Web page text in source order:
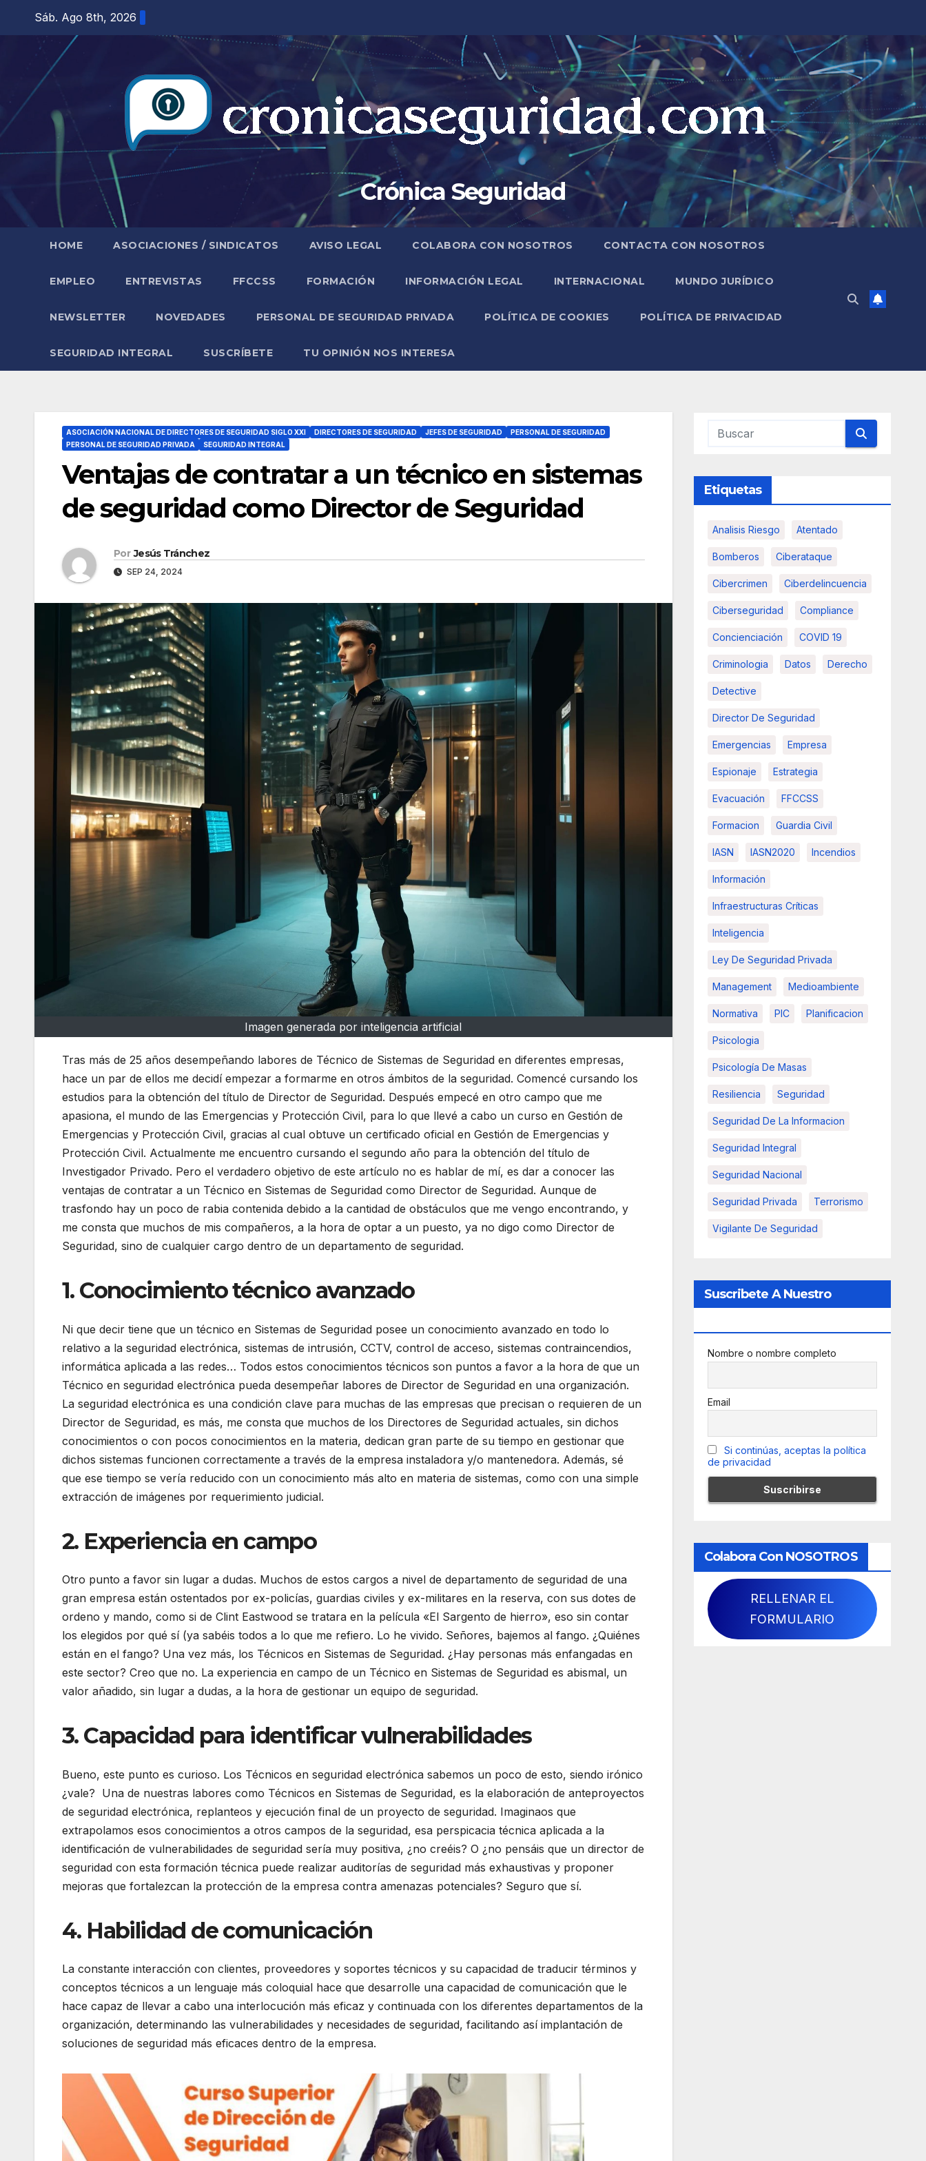
contenido
Sáb. Ago 8th, 2026
Crónica Seguridad
HOME ASOCIACIONES / SINDICATOS AVISO LEGAL COLABORA CON NOSOTROS CONTACTA CON NOSOTROS
EMPLEO ENTREVISTAS FFCCSS FORMACIÓN INFORMACIÓN LEGAL INTERNACIONAL MUNDO JURÍDICO
NEWSLETTER NOVEDADES PERSONAL DE SEGURIDAD PRIVADA POLÍTICA DE COOKIES POLÍTICA DE PRIVACIDAD
SEGURIDAD INTEGRAL SUSCRÍBETE TU OPINIÓN NOS INTERESA
ASOCIACIÓN NACIONAL DE DIRECTORES DE SEGURIDAD SIGLO XXI DIRECTORES DE SEGURIDAD JEFES DE SEGURIDAD
PERSONAL DE SEGURIDAD
PERSONAL DE SEGURIDAD PRIVADA
SEGURIDAD INTEGRAL
Ventajas de contratar a un técnico en sistemas
de seguridad como Director de Seguridad
Por Jesús Tránchez
SEP 24, 2024
Imagen generada por inteligencia artificial
Tras más de 25 años desempeñando labores de Técnico de Sistemas de Seguridad en diferentes empresas,
hace un par de ellos me decidí empezar a formarme en otros ámbitos de la seguridad. Comencé cursando los
estudios para la obtención del título de Director de Seguridad. Después empecé en otro campo que me
apasiona, el mundo de las Emergencias y Protección Civil, para lo que llevé a cabo un curso en Gestión de
Emergencias y Protección Civil, gracias al cual obtuve un certificado oficial en Gestión de Emergencias y
Protección Civil. Actualmente me encuentro cursando el segundo año para la obtención del título de
Investigador Privado. Pero el verdadero objetivo de este artículo no es hablar de mí, es dar a conocer las
ventajas de contratar a un Técnico en Sistemas de Seguridad como Director de Seguridad. Aunque de
trasfondo hay un poco de rabia contenida debido a la cantidad de obstáculos que me vengo encontrando, y
me consta que muchos de mis compañeros, a la hora de optar a un puesto, ya no digo como Director de
Seguridad, sino de cualquier cargo dentro de un departamento de seguridad.
1. Conocimiento técnico avanzado
Ni que decir tiene que un técnico en Sistemas de Seguridad posee un conocimiento avanzado en todo lo
relativo a la seguridad electrónica, sistemas de intrusión, CCTV, control de acceso, sistemas contraincendios,
informática aplicada a las redes… Todos estos conocimientos técnicos son puntos a favor a la hora de que un
Técnico en seguridad electrónica pueda desempeñar labores de Director de Seguridad en una organización.
La seguridad electrónica es una condición clave para muchas de las empresas que precisan o requieren de un
Director de Seguridad, es más, me consta que muchos de los Directores de Seguridad actuales, sin dichos
conocimientos o con pocos conocimientos en la materia, dedican gran parte de su tiempo en gestionar que
dichos sistemas funcionen correctamente a través de la empresa instaladora y/o mantenedora. Además, sé
que ese tiempo se vería reducido con un conocimiento más alto en materia de sistemas, como con una simple
extracción de imágenes por requerimiento judicial.
2. Experiencia en campo
Otro punto a favor sin lugar a dudas. Muchos de estos cargos a nivel de departamento de seguridad de una
gran empresa están ostentados por ex-policías, guardias civiles y ex-militares en la reserva, con sus dotes de
ordeno y mando, como si de Clint Eastwood se tratara en la película «El Sargento de hierro», eso sin contar
los elegidos por qué sí (ya sabéis todos a lo que me refiero. Lo he vivido. Señores, bajemos al fango. ¿Quiénes
están en el fango? Una vez más, los Técnicos en Sistemas de Seguridad. ¿Hay personas más enfangadas en
este sector? Creo que no. La experiencia en campo de un Técnico en Sistemas de Seguridad es abismal, un
valor añadido, sin lugar a dudas, a la hora de gestionar un equipo de seguridad.
3. Capacidad para identificar vulnerabilidades
Bueno, este punto es curioso. Los Técnicos en seguridad electrónica sabemos un poco de esto, siendo irónico
¿vale? Una de nuestras labores como Técnicos en Sistemas de Seguridad, es la elaboración de anteproyectos
de seguridad electrónica, replanteos y ejecución final de un proyecto de seguridad. Imaginaos que
extrapolamos esos conocimientos a otros campos de la seguridad, esa perspicacia técnica aplicada a la
identificación de vulnerabilidades de seguridad sería muy positiva, ¿no creéis? O ¿no pensáis que un director de
seguridad con esta formación técnica puede realizar auditorías de seguridad más exhaustivas y proponer
mejoras que fortalezcan la protección de la empresa contra amenazas potenciales? Seguro que sí.
4. Habilidad de comunicación
La constante interacción con clientes, proveedores y soportes técnicos y su capacidad de traducir términos y
conceptos técnicos a un lenguaje más coloquial hace que desarrolle una capacidad de comunicación que le
hace capaz de llevar a cabo una interlocución más eficaz y continuada con los diferentes departamentos de la
organización, determinando las vulnerabilidades y necesidades de seguridad, facilitando así implantación de
soluciones de seguridad más eficaces dentro de la empresa.
Etiquetas
Analisis Riesgo Atentado
Bomberos Ciberataque
Cibercrimen Ciberdelincuencia
Ciberseguridad Compliance
Concienciación COVID 19
Criminologia Datos Derecho
Detective
Director De Seguridad
Emergencias Empresa
Espionaje Estrategia
Evacuación FFCCSS
Formacion Guardia Civil
IASN IASN2020 Incendios
Información
Infraestructuras Críticas
Inteligencia
Ley De Seguridad Privada
Management Medioambiente
Normativa PIC Planificacion
Psicologia
Psicología De Masas
Resiliencia Seguridad
Seguridad De La Informacion
Seguridad Integral
Seguridad Nacional
Seguridad Privada Terrorismo
Vigilante De Seguridad
Suscribete A Nuestro
Nombre o nombre completo
Email
Si continúas, aceptas la política
de privacidad
Colabora Con NOSOTROS
RELLENAR EL
FORMULARIO